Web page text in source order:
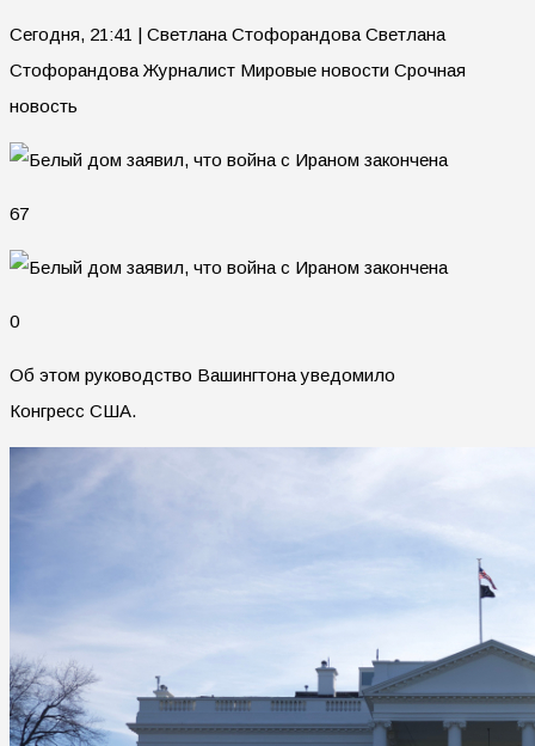
Сегодня, 21:41 | Светлана Стофорандова Светлана
Стофорандова Журналист Мировые новости Срочная
новость
67
0
Об этом руководство Вашингтона уведомило
Конгресс США.